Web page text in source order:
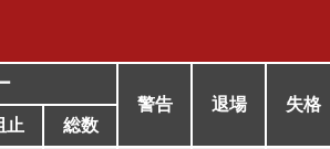
警告
退場
失格
止
総数